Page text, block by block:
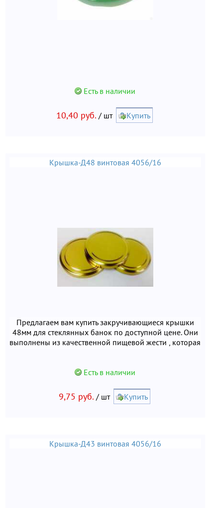
Есть в наличии
10,40 руб. / шт Купить
Крышка-Д48 винтовая 4056/16
Предлагаем вам купить закручивающиеся крышки
48мм для стеклянных банок по доступной цене. Они
выполнены из качественной пищевой жести , которая
продуктами и не выделяет вредных веществ.
Есть в наличии
9,75 руб. / шт Купить
Крышка-Д43 винтовая 4056/16